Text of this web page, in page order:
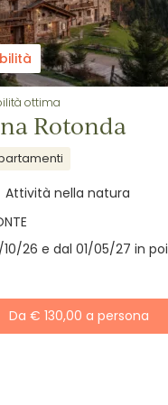
ottima
Rotonda
Attività nella natura
26 e dal 01/05/27 in poi
Da € 130,00 a persona